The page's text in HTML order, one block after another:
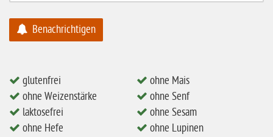
ohne Erdnüsse
eiweißarm / PKU
ohne Milch
ohne Hafer
ohne Zuckerzusatz
Benachrichtigen
glutenfrei
ohne Weizenstärke
laktosefrei
ohne Hefe
ohne Mais
ohne Senf
ohne Sesam
ohne Lupinen